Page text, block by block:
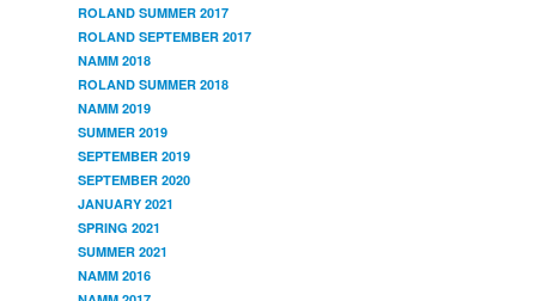
ROLAND SUMMER 2017
ROLAND SEPTEMBER 2017
NAMM 2018
ROLAND SUMMER 2018
NAMM 2019
SUMMER 2019
SEPTEMBER 2019
SEPTEMBER 2020
JANUARY 2021
SPRING 2021
SUMMER 2021
NAMM 2016